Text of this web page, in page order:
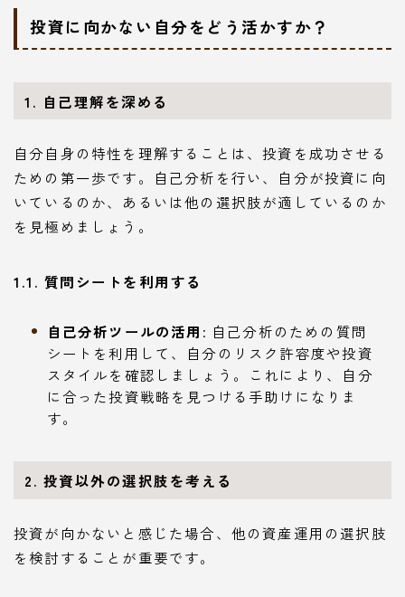
投資に向かない自分をどう活かすか？
1. 自己理解を深める
自分自身の特性を理解することは、投資を成功させる
ための第一歩です。自己分析を行い、自分が投資に向
いているのか、あるいは他の選択肢が適しているのか
を見極めましょう。
1.1. 質問シートを利用する
自己分析ツールの活用 : 自己分析のための質問
シートを利用して、自分のリスク許容度や投資
スタイルを確認しましょう。これにより、自分
に合った投資戦略を見つける手助けになりま
す。
2. 投資以外の選択肢を考える
投資が向かないと感じた場合、他の資産運用の選択肢
を検討することが重要です。